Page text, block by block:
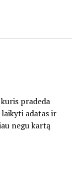
pradeda
laikyti adatas ir
negu kartą